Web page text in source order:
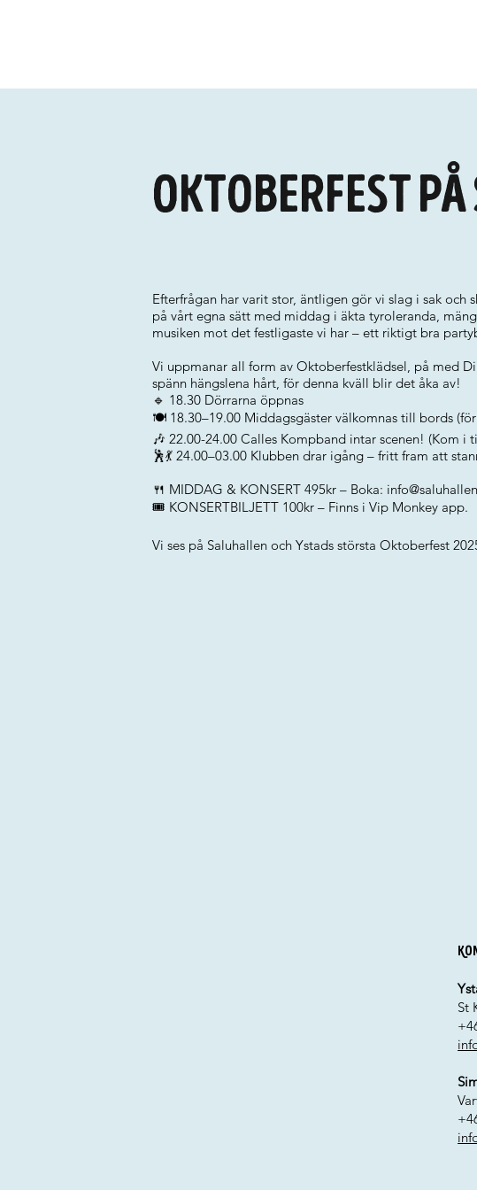
Oktoberfest
Efterfrågan har varit stor, äntligen gör vi slag i sak och
på vårt egna sätt med middag i äkta tyroleranda,
musiken mot det festligaste vi har – ett riktigt bra
Vi uppmanar all form av Oktoberfestklädsel, på med
spänn hängslena hårt, för denna kväll blir det åka av!
🔹 18.30 Dörrarna öppnas
🍽 18.30–19.00 Middagsgäster välkomnas till bords
🎶 22.00-24.00 Calles Kompband intar scenen! (Kom
🕺💃 24.00–03.00 Klubben drar igång – fritt fram att
🍴 MIDDAG & KONSERT 495kr – Boka:
🎟 KONSERTBILJETT 100kr – Finns i Vip Monkey app.
Vi ses på Saluhallen och Ystads största Oktoberfest
St